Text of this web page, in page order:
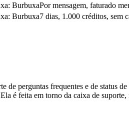
: BurbuxaPor mensagem, faturado
: Burbuxa7 dias, 1.000 créditos, sem
perguntas frequentes e de status
feita em torno da caixa de